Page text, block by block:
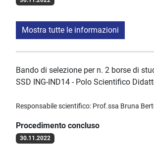
Mostra tutte le informazioni
Bando di selezione per n. 2 borse di
SSD ING-IND14 - Polo Scientifico
Responsabile scientifico: Prof.ssa Bruna
Procedimento concluso
30.11.2022